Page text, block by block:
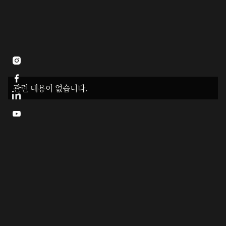
관련 내용이 없습니다.


